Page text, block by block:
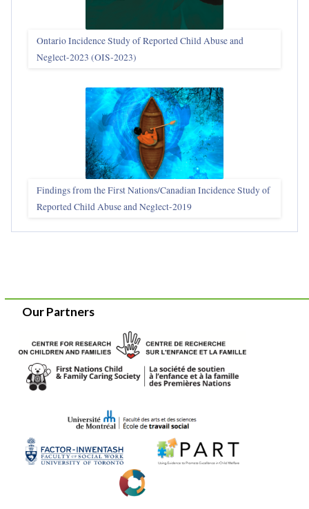
Ontario Incidence Study of Reported Child Abuse and
Neglect-2023 (OIS‑2023)
Findings from the First Nations/Canadian Incidence Study of
Reported Child Abuse and Neglect-2019
Our Partners